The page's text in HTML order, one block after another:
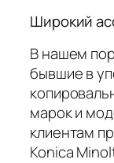
Широкий
В нашем
бывшие в
марок и
клиентам
Konica